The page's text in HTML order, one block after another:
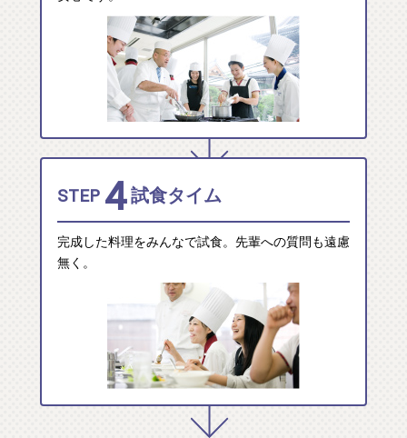
STEP 4 試食タイム
完成した料理をみんなで試食。先輩への質問も遠慮
無く。